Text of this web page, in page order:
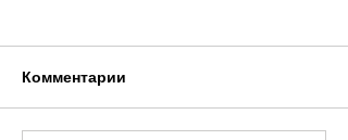
Комментарии